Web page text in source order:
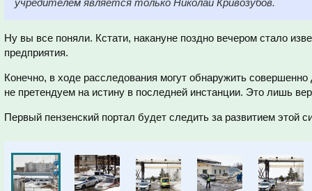
учредителем является только Николай Кривозубов.
Ну вы все поняли. Кстати, накануне поздно вечером стало
предприятия.
Конечно, в ходе расследования могут обнаружить
не претендуем на истину в последней инстанции. Это лишь
Первый пензенский портал будет следить за развитием этой